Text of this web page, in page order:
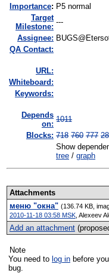
mportance: P5 normal
Target
Milestone:
---
Assignee:
QA Contact:
URL:
Whiteboard:
Keywords:
Depends
on:
1011
Blocks: 718 760 777
Show
tree / graph
Attachments
меню "окна" (136.74 KB,
2010-11-18 03:58 MSK, Alexeev
Add an attachment
Note
You need to log in
bug.